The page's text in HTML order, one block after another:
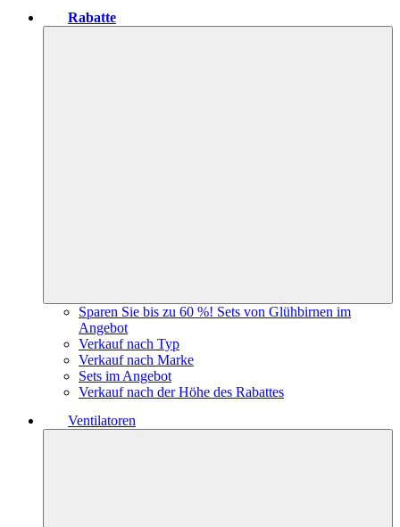
Rabatte
Sparen Sie bis zu 60 %! Sets von Glühbirnen im
Angebot
Verkauf nach Typ
Verkauf nach Marke
Sets im Angebot
Verkauf nach der Höhe des Rabattes
Ventilatoren